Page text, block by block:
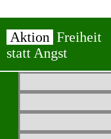
Aktion Freiheit
statt Angst